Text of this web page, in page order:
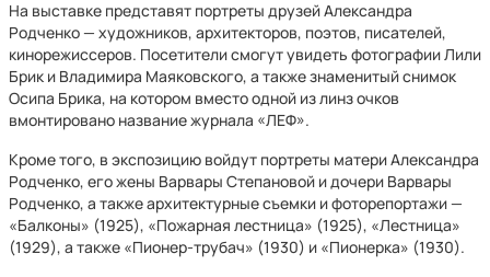
На выставке представят портреты друзей Александра
Родченко — художников, архитекторов, поэтов, писателей,
кинорежиссеров. Посетители смогут увидеть фотографии Лили
Брик и Владимира Маяковского, а также знаменитый снимок
Осипа Брика, на котором вместо одной из линз очков
вмонтировано название журнала «ЛЕФ».
Кроме того, в экспозицию войдут портреты матери Александра
Родченко, его жены Варвары Степановой и дочери Варвары
Родченко, а также архитектурные съемки и фоторепортажи —
«Балконы» (1925), «Пожарная лестница» (1925), «Лестница»
(1929), а также «Пионер-трубач» (1930) и «Пионерка» (1930).